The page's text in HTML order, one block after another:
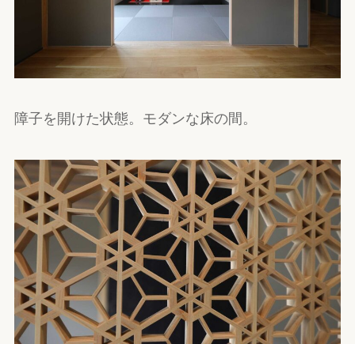
障子を開けた状態。モダンな床の間。